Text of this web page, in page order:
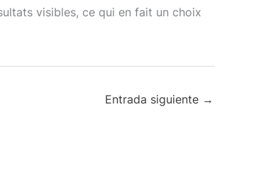
visibles, ce qui en fait un choix
Entrada siguiente →